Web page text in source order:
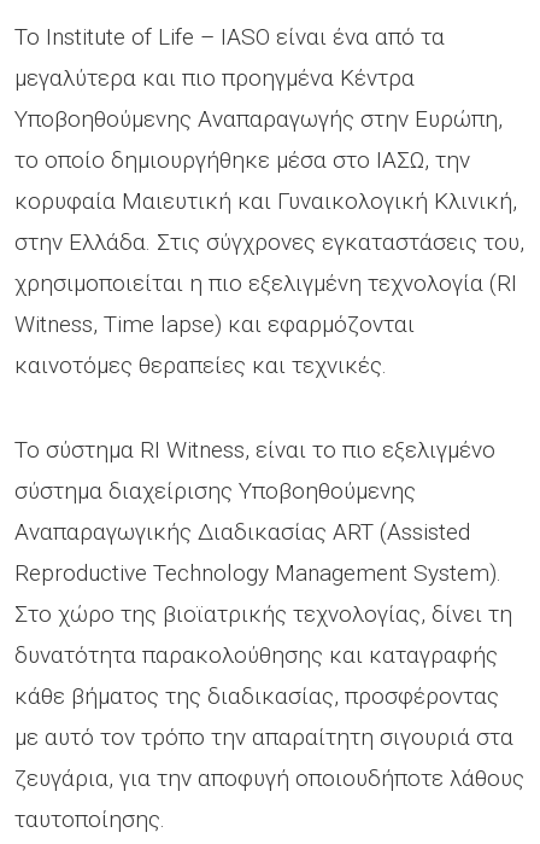
Το Institute of Life – IASO είναι ένα από τα
μεγαλύτερα και πιο προηγμένα Κέντρα
Υποβοηθούμενης Αναπαραγωγής στην Ευρώπη,
το οποίο δημιουργήθηκε μέσα στο ΙΑΣΩ, την
κορυφαία Μαιευτική και Γυναικολογική Κλινική,
στην Ελλάδα. Στις σύγχρονες εγκαταστάσεις του,
χρησιμοποιείται η πιο εξελιγμένη τεχνολογία (RI
Witness, Time lapse) και εφαρμόζονται
καινοτόμες θεραπείες και τεχνικές.
Το σύστημα RI Witness, είναι το πιο εξελιγμένο
σύστημα διαχείρισης Υποβοηθούμενης
Αναπαραγωγικής Διαδικασίας ART (Assisted
Reproductive Technology Management System).
Στο χώρο της βιοϊατρικής τεχνολογίας, δίνει τη
δυνατότητα παρακολούθησης και καταγραφής
κάθε βήματος της διαδικασίας, προσφέροντας
με αυτό τον τρόπο την απαραίτητη σιγουριά στα
ζευγάρια, για την αποφυγή οποιουδήποτε λάθους
ταυτοποίησης.